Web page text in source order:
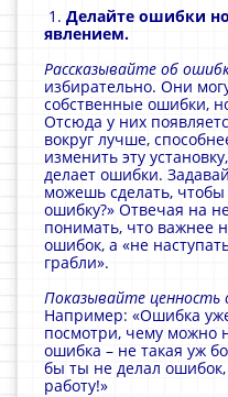
1. Делайте ошибки
явлением.
Рассказывайте об
избирательно. Они
собственные ошибки,
Отсюда у них
вокруг лучше,
изменить эту
делает ошибки.
можешь сделать,
ошибку?» Отвечая на
понимать, что важнее
ошибок, а «не
грабли».
Показывайте ценность
Например: «Ошибка
посмотри, чему можно
ошибка – не такая уж
бы ты не делал
работу!»